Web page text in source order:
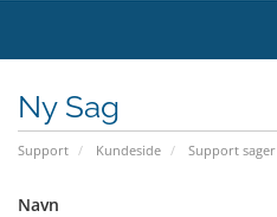
Ny Sag
Support Kundeside Support sager
Navn